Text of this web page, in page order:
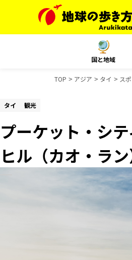
国と地域
TOP アジア タイ ス
タイ 観光
プーケット・シ
ヒル（カオ・ラン